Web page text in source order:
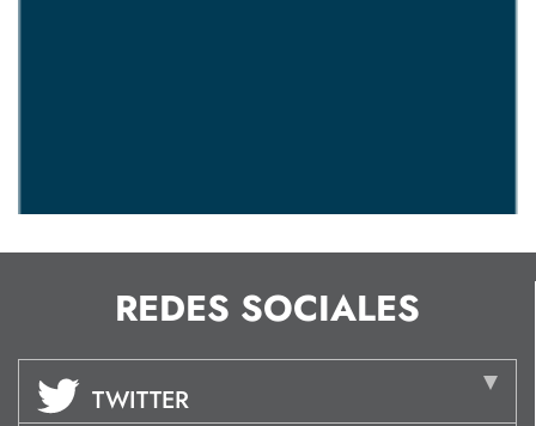
REDES SOCIALES
TWITTER